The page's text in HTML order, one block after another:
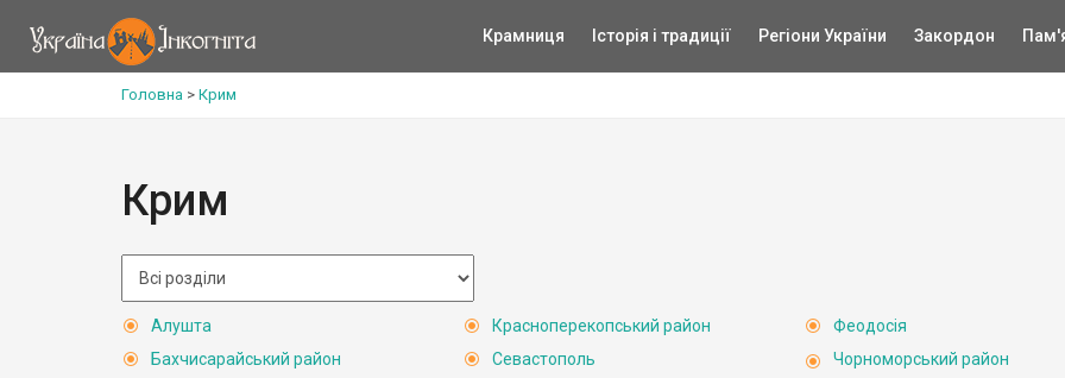
Крамниця Історія і традиції Регіони України Закордон
Головна > Крим
Крим
Алушта
Бахчисарайський район
Красноперекопський район
Севастополь
Феодосія
Чорноморський район